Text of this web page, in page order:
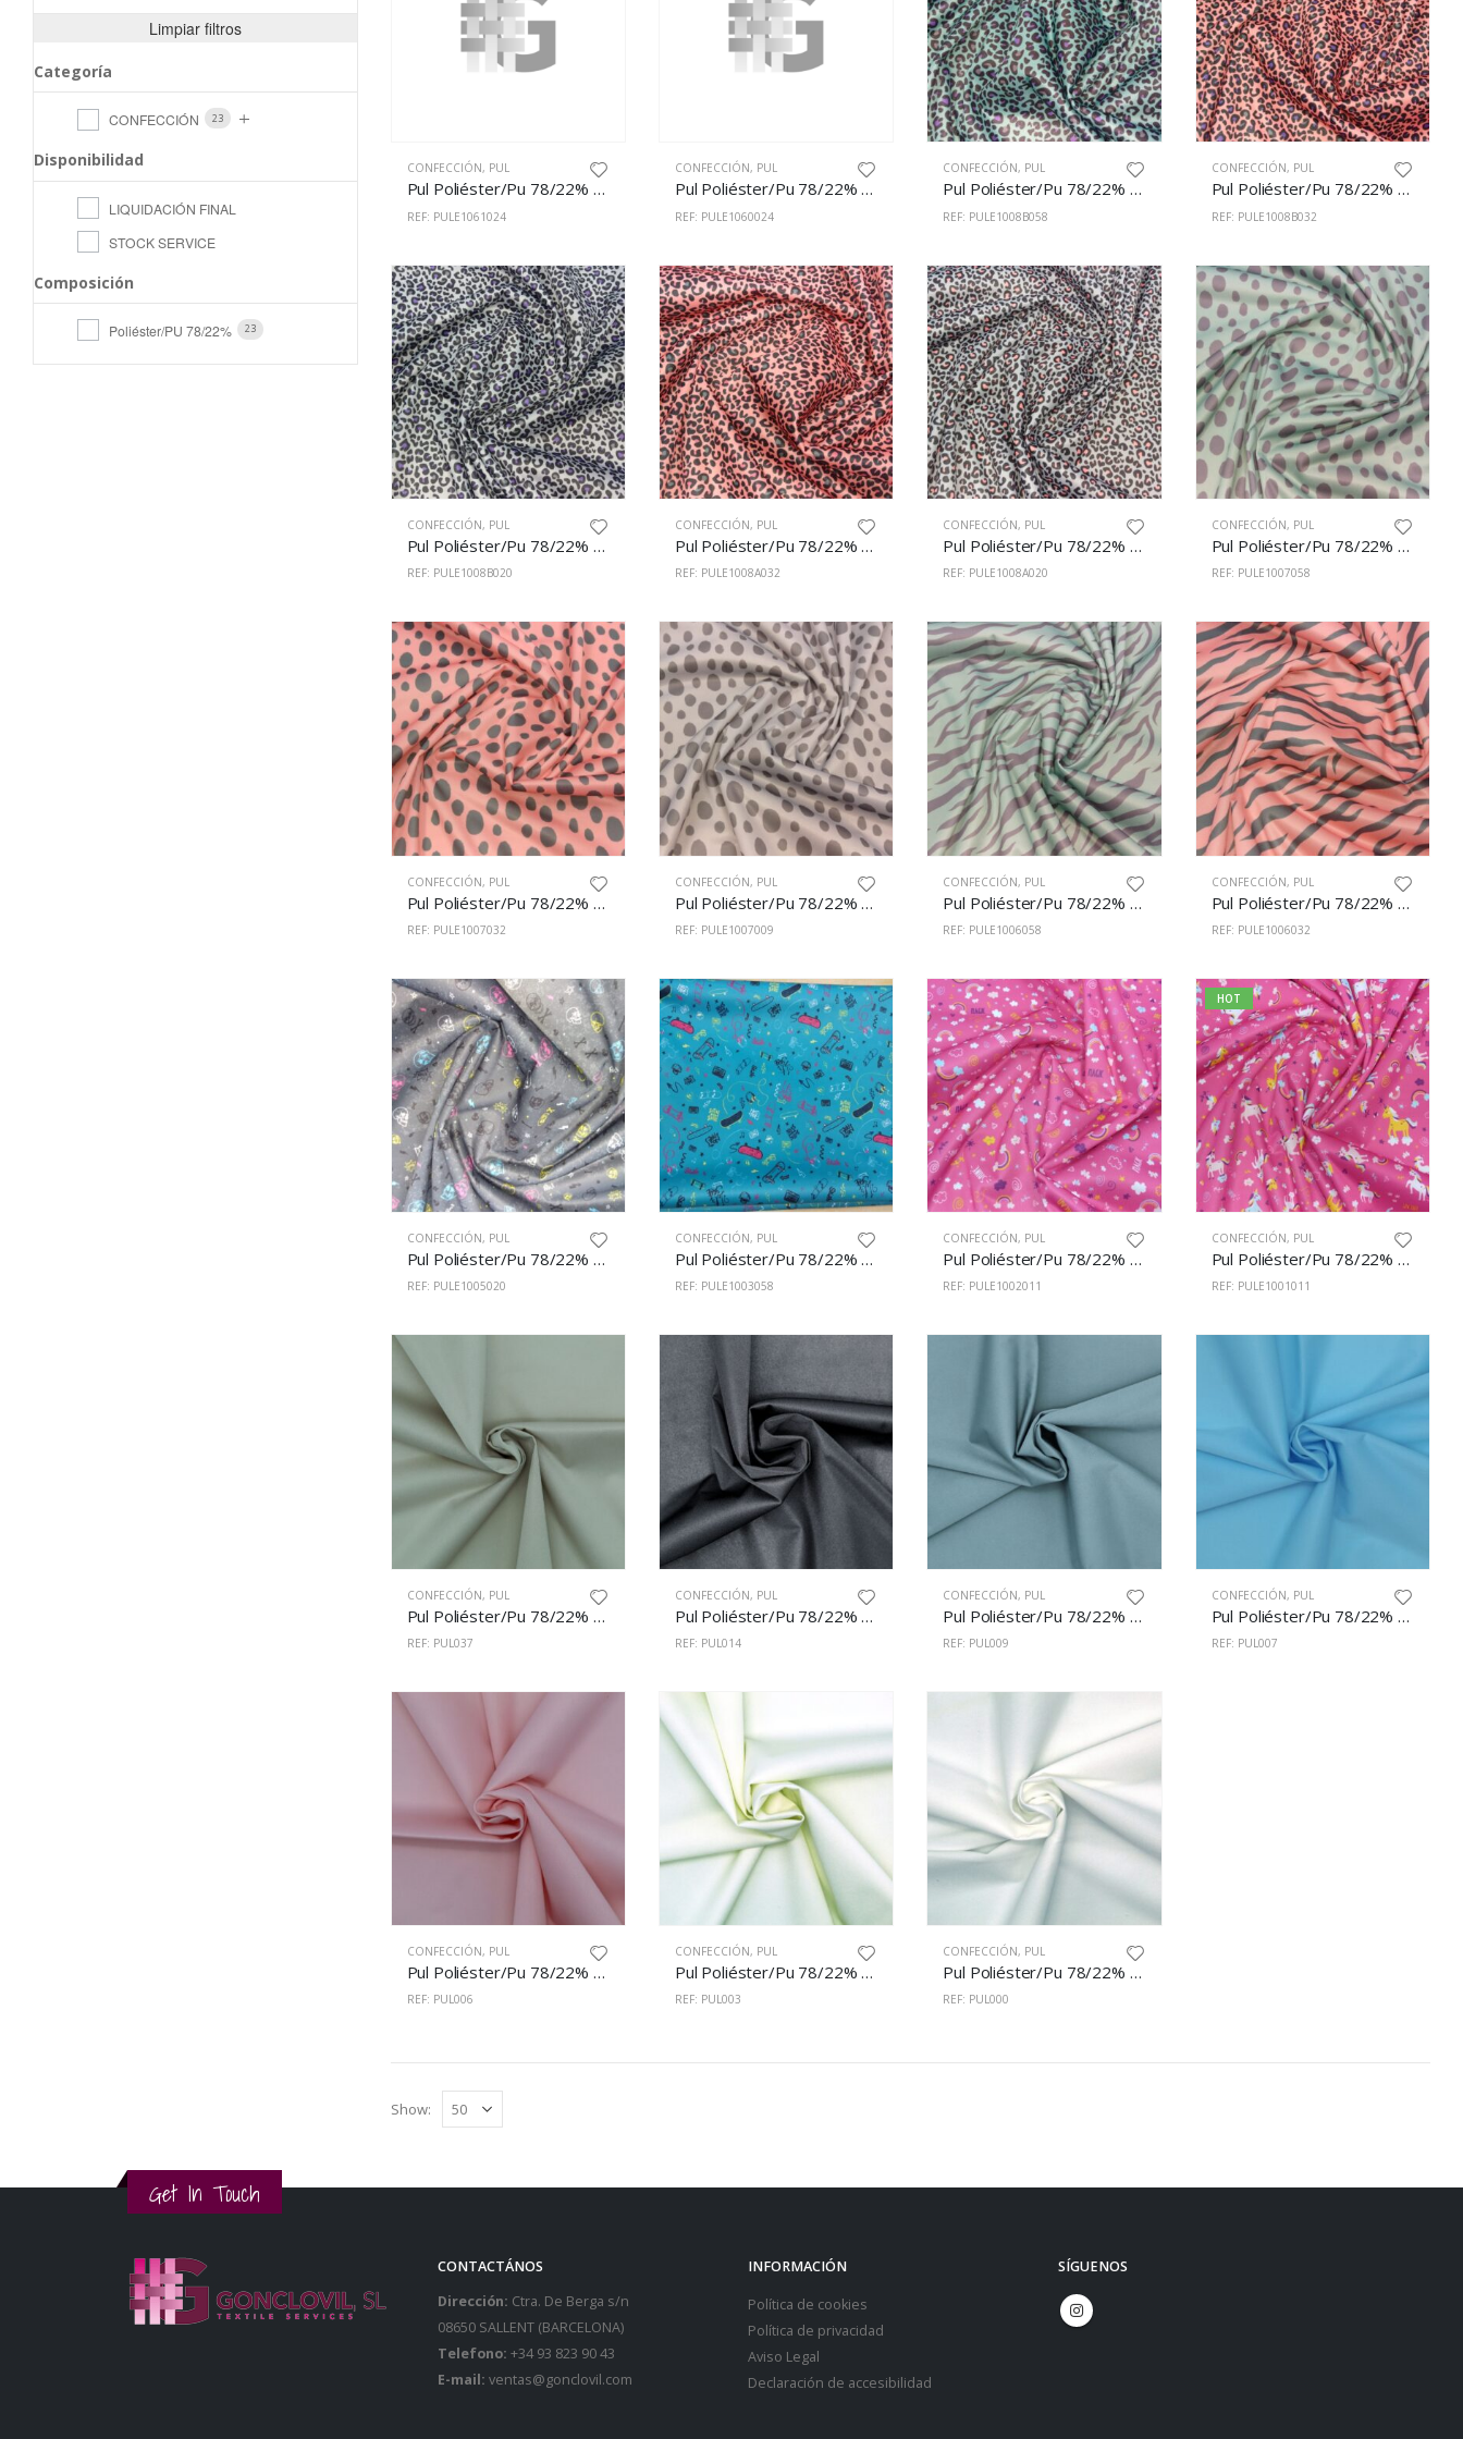
CONFECCIÓN, PUL
Pul Poliéster/Pu 78/22% 150cm Estampado 1061/24
REF: PULE1061024
CONFECCIÓN, PUL
Pul Poliéster/Pu 78/22% 150cm Estampado 1060/24
REF: PULE1060024
CONFECCIÓN, PUL
Pul Poliéster/Pu 78/22% 150cm Estampado 1008/B58
REF: PULE1008B058
CONFECCIÓN, PUL
Pul Poliéster/Pu 78/22% 150cm Estampado 1008/B32
REF: PULE1008B032
CONFECCIÓN, PUL
Pul Poliéster/Pu 78/22% 150cm Estampado 1008/B20
REF: PULE1008B020
CONFECCIÓN, PUL
Pul Poliéster/Pu 78/22% 150cm Estampado 1008/A32
REF: PULE1008A032
CONFECCIÓN, PUL
Pul Poliéster/Pu 78/22% 150cm Estampado 1008/A20
REF: PULE1008A020
CONFECCIÓN, PUL
Pul Poliéster/Pu 78/22% 150cm Estampado 1007/58
REF: PULE1007058
CONFECCIÓN, PUL
Pul Poliéster/Pu 78/22% 150cm Estampado 1007/32
REF: PULE1007032
CONFECCIÓN, PUL
Pul Poliéster/Pu 78/22% 150cm Estampado 1007/9
REF: PULE1007009
CONFECCIÓN, PUL
Pul Poliéster/Pu 78/22% 150cm Estampado 1006/58
REF: PULE1006058
CONFECCIÓN, PUL
Pul Poliéster/Pu 78/22% 150cm Estampado 1006/32
REF: PULE1006032
CONFECCIÓN, PUL
Pul Poliéster/Pu 78/22% 150cm Estampado 1005/20
REF: PULE1005020
CONFECCIÓN, PUL
Pul Poliéster/Pu 78/22% 150cm Estampado 1003/58
REF: PULE1003058
CONFECCIÓN, PUL
Pul Poliéster/Pu 78/22% 150cm Estampado 1002/11
REF: PULE1002011
HOT
CONFECCIÓN, PUL
Pul Poliéster/Pu 78/22% 150cm Estampado 1001/11
REF: PULE1001011
CONFECCIÓN, PUL
Pul Poliéster/Pu 78/22% 150cm Arena
REF: PUL037
CONFECCIÓN, PUL
Pul Poliéster/Pu 78/22% 150cm Negro
REF: PUL014
CONFECCIÓN, PUL
Pul Poliéster/Pu 78/22% 150cm Gris
REF: PUL009
CONFECCIÓN, PUL
Pul Poliéster/Pu 78/22% 150cm Celeste
REF: PUL007
CONFECCIÓN, PUL
Pul Poliéster/Pu 78/22% 150cm Rosa
REF: PUL006
CONFECCIÓN, PUL
Pul Poliéster/Pu 78/22% 150cm Beige
REF: PUL003
CONFECCIÓN, PUL
Pul Poliéster/Pu 78/22% 150cm Blanco
REF: PUL000
Show:
Limpiar filtros
Categoría
CONFECCIÓN 23
Disponibilidad
LIQUIDACIÓN FINAL
STOCK SERVICE
Composición
Poliéster/PU 78/22% 23
Get In Touch
CONTACTÁNOS
Dirección: Ctra. De Berga s/n
08650 SALLENT (BARCELONA)
Telefono: +34 93 823 90 43
E-mail: ventas@gonclovil.com
INFORMACIÓN
Política de cookies
Política de privacidad
Aviso Legal
Declaración de accesibilidad
SÍGUENOS